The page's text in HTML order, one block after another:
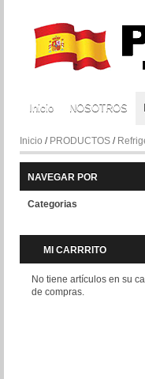
Inicio NOSOTROS
Inicio / PRODUCTOS /
NAVEGAR POR
Categorias
MI CARRRITO
No tiene artículos en su
de compras.